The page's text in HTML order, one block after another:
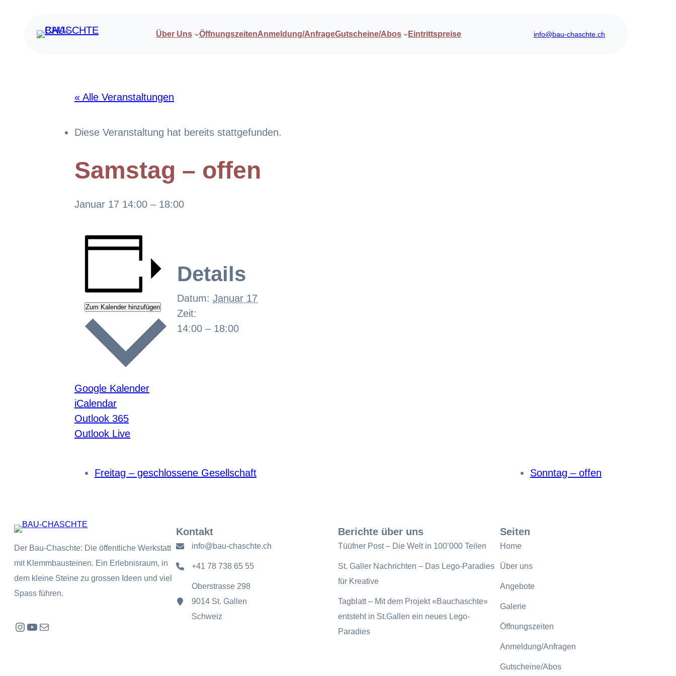
Über Uns ÖffnungszeitenAnmeldung/AnfrageGutscheine/Abos Eintrittspreise info@bau-chaschte.ch
« Alle Veranstaltungen
Diese Veranstaltung hat bereits stattgefunden.
Samstag – offen
Januar 17 14:00 – 18:00
Zum Kalender hinzufügen
Google Kalender
iCalendar
Outlook 365
Outlook Live
Details
Datum: Januar 17
Zeit:
14:00 – 18:00
Freitag – geschlossene Gesellschaft Sonntag – offen
Der Bau-Chaschte: Die öffentliche Werkstatt
mit Klemmbausteinen. Ein Erlebnisraum, in
dem kleine Steine zu grossen Ideen und viel
Spass führen.
Instagram YouTube E-Mail
Kontakt
info@bau-chaschte.ch
+41 78 738 65 55
Oberstrasse 298
9014 St. Gallen
Schweiz
Berichte über uns
Tüüfner Post – Die Welt in 100’000 Teilen
St. Galler Nachrichten – Das Lego-Paradies
für Kreative
Tagblatt – Mit dem Projekt «Bauchaschte»
entsteht in St.Gallen ein neues Lego-
Paradies
Seiten
Home
Über uns
Angebote
Galerie
Öffnungszeiten
Anmeldung/Anfragen
Gutscheine/Abos